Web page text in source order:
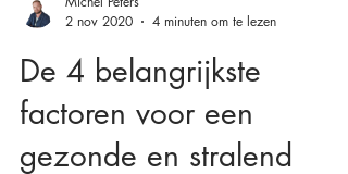
2 nov 2020
4 minuten om te lezen
De 4 belangrijkste
factoren voor een